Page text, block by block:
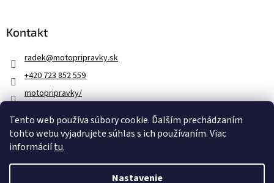
Tento web používa súbory cookie. Ďalším prechádzaním
tohto webu vyjadrujete súhlas s ich používaním. Viac
informáciítu.
Nastavenie
Kontakt
radek@motopripravky.sk
+420 723 852 559
motopripravky/